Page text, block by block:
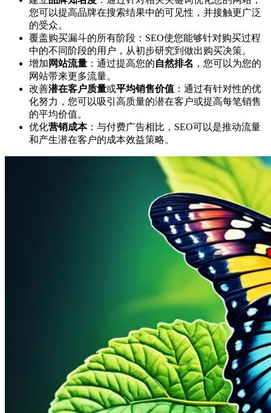
您可以提高品牌在搜索结果中的可见性，并接触更广泛
的受众。
覆盖购买漏斗的所有阶段：SEO使您能够针对购买过程
中的不同阶段的用户，从初步研究到做出购买决策。
增加 网站流量 ：通过提高您的自然排名 ，您可以为您的
网站带来更多流量。
改善潜在客户质量或平均销售价值 ：通过有针对性的优
化努力，您可以吸引高质量的潜在客户或提高每笔销售
的平均价值。
优化营销成本：与付费广告相比，SEO可以是推动流量
和产生潜在客户的成本效益策略。